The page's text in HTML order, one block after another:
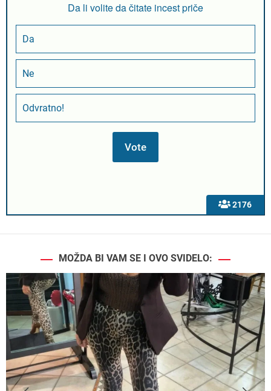
2176
Da li volite da čitate incest priče
Da
Ne
Odvratno!
MOŽDA BI VAM SE I OVO SVIDELO: